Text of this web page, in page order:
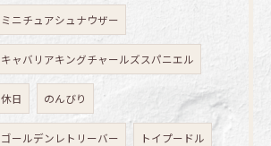
ミニチュアシュナウザー
キャバリアキングチャールズスパニエル
休日 のんびり
ゴールデンレトリーバー トイプードル